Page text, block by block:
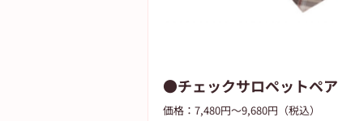
●チェックサロペットペア
価格：7,480円～9,680円（税込）